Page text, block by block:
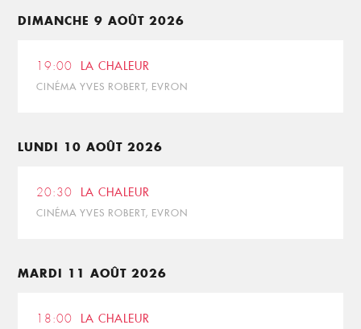
DIMANCHE 9 AOÛT 2026
19:00 LA CHALEUR
CINÉMA YVES ROBERT, EVRON
LUNDI 10 AOÛT 2026
20:30 LA CHALEUR
CINÉMA YVES ROBERT, EVRON
MARDI 11 AOÛT 2026
18:00 LA CHALEUR